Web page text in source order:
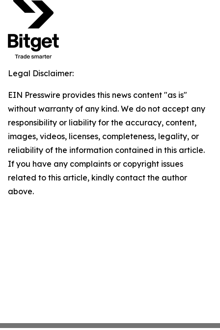
Legal Disclaimer:
EIN Presswire provides this news content "as is"
without warranty of any kind. We do not accept any
responsibility or liability for the accuracy, content,
images, videos, licenses, completeness, legality, or
reliability of the information contained in this article.
If you have any complaints or copyright issues
related to this article, kindly contact the author
above.